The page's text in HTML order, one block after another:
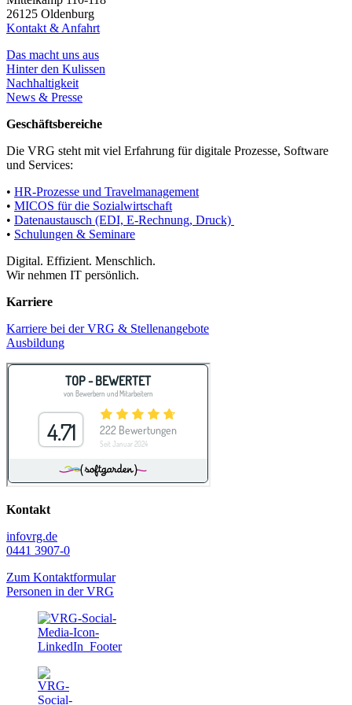
26125 Oldenburg
Kontakt & Anfahrt
Das macht uns aus
Hinter den Kulissen
Nachhaltigkeit
News & Presse
Geschäftsbereiche
Die VRG steht mit viel Erfahrung für digitale Prozesse, Software
und Services:
• HR-Prozesse und Travelmanagement
• MICOS für die Sozialwirtschaft
• Datenaustausch (EDI, E-Rechnung, Druck)
• Schulungen & Seminare
Digital. Effizient. Menschlich.
Wir nehmen IT persönlich.
Karriere
Karriere bei der VRG & Stellenangebote
Ausbildung
Kontakt
infovrg.de
0441 3907-0
Zum Kontaktformular
Personen in der VRG